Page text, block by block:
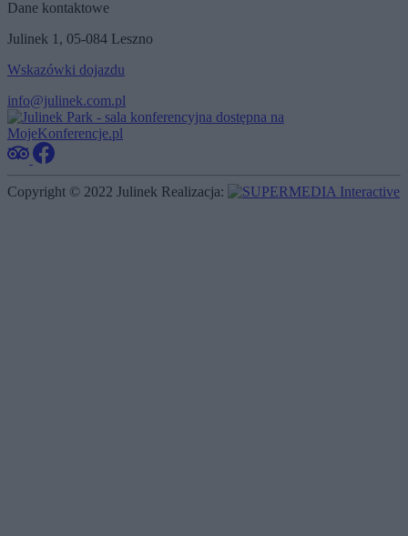
Dane kontaktowe
Julinek 1, 05-084 Leszno
Wskazówki dojazdu
info@julinek.com.pl
Copyright © 2022 Julinek Realizacja: